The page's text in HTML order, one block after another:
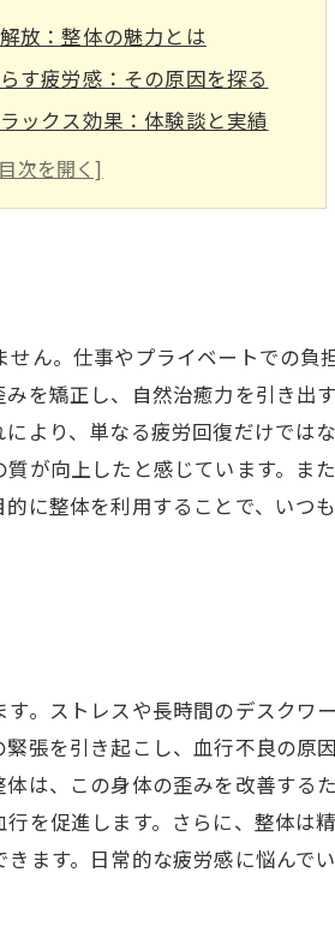
放：整体の魅力とは
す疲労感：その原因を探る
ックス効果：体験談と実績
す整体の効果：科学的根拠
化：心も体も元気に
ん。仕事やプライベートでの負
を矯正し、自然治癒力を引き出
より、単なる疲労回復だけでは
が向上したと感じています。ま
に整体を利用することで、いつ
。ストレスや長時間のデスクワ
張を引き起こし、血行不良の原
は、この身体の歪みを改善する
を促進します。さらに、整体は
ます。日常的な疲労感に悩んで